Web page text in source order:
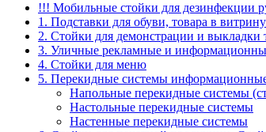
!!! Мобильные стойки для дезинфекции
1. Подставки для обуви, товара в
2. Стойки для демонстрации и выкладки
3. Уличные рекламные и
4. Стойки для меню
5. Перекидные системы
Напольные перекидные системы
Настольные перекидные системы
Настенные перекидные системы